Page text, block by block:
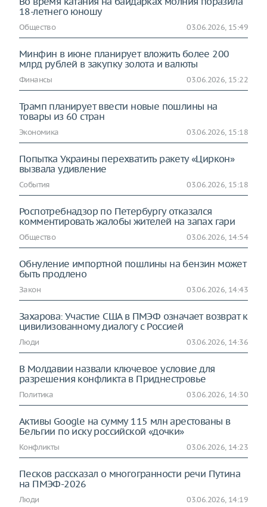
18-летнего юношу
Общество 03.06.2026, 15:49
Минфин в июне планирует вложить более 200
млрд рублей в закупку золота и валюты
Финансы 03.06.2026, 15:22
Трамп планирует ввести новые пошлины на
товары из 60 стран
Экономика 03.06.2026, 15:18
Попытка Украины перехватить ракету «Циркон»
вызвала удивление
События 03.06.2026, 15:18
Роспотребнадзор по Петербургу отказался
комментировать жалобы жителей на запах гари
Общество 03.06.2026, 14:54
Обнуление импортной пошлины на бензин может
быть продлено
Закон 03.06.2026, 14:43
Захарова: Участие США в ПМЭФ означает возврат к
цивилизованному диалогу с Россией
Люди 03.06.2026, 14:36
В Молдавии назвали ключевое условие для
разрешения конфликта в Приднестровье
Политика 03.06.2026, 14:30
Активы Google на сумму 115 млн арестованы в
Бельгии по иску российской «дочки»
Конфликты 03.06.2026, 14:23
Песков рассказал о многогранности речи Путина
на ПМЭФ-2026
Люди 03.06.2026, 14:19